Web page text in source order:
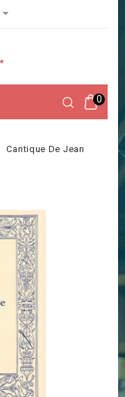
0
Cantique De Jean